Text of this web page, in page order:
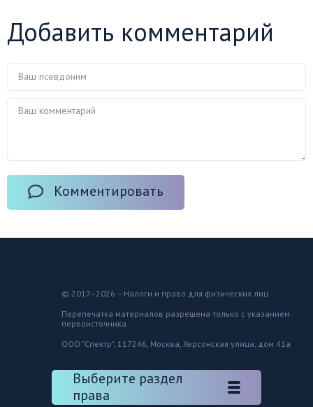
Добавить комментарий
Комментировать
© 2017–2026 – Налоги и право для физических лиц
Перепечатка материалов разрешена только с указанием
первоисточника
ООО "Спектр", 117246, Москва, Херсонская улица, дом 41а
Выберите раздел
права